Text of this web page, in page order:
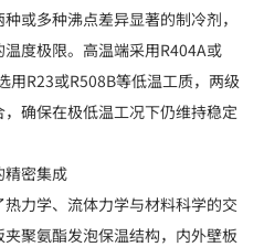
或多种沸点差异显著的制冷剂，
度极限。高温端采用R404A或
用R23或R508B等低温工质，两级
确保在极低温工况下仍维持稳定
精密集成
力学、流体力学与材料科学的交
聚氨酯发泡保温结构，内外壁板